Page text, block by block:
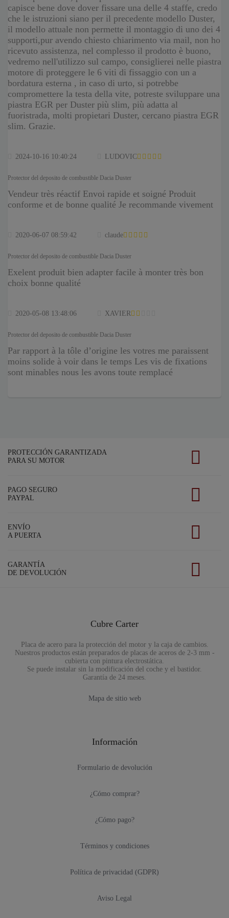
capisce bene dove dover fissare una delle 4 staffe, credo
che le istruzioni siano per il precedente modello Duster,
il modello attuale non permette il montaggio di uno dei 4
supporti,pur avendo chiesto chiarimento via mail, non ho
ricevuto assistenza, nel complesso il prodotto è buono,
vedremo nell'utilizzo sul campo, consiglierei nelle piastra
motore di proteggere le 6 viti di fissaggio con un a
bordatura esterna , in caso di urto, si potrebbe
compromettere la testa della vite, potreste sviluppare una
piastra EGR per Duster più slim, più adatta al
fuoristrada, molti propietari Duster, cercano piastra EGR
slim. Grazie.
2024-10-16 10:40:24 LUDOVIC
Protector del deposito de combustible Dacia Duster
Vendeur très réactif Envoi rapide et soigné Produit
conforme et de bonne qualité Je recommande vivement
2020-06-07 08:59:42 claude
Protector del deposito de combustible Dacia Duster
Exelent produit bien adapter facile à monter très bon
choix bonne qualité
2020-05-08 13:48:06 XAVIER
Protector del deposito de combustible Dacia Duster
Par rapport à la tôle d’origine les votres me paraissent
moins solide à voir dans le temps Les vis de fixations
sont minables nous les avons toute remplacé
PROTECCIÓN GARANTIZADA
PARA SU MOTOR
PAGO SEGURO
PAYPAL
ENVÍO
A PUERTA
GARANTÍA
DE DEVOLUCIÓN
Cubre Carter
Placa de acero para la protección del motor y la caja de cambios.
Nuestros productos están preparados de placas de aceros de 2-3 mm -
cubierta con pintura electrostática.
Se puede instalar sin la modificación del coche y el bastidor.
Garantía de 24 meses.
Mapa de sitio web
Información
Formulario de devolución
¿Cómo comprar?
¿Cómo pago?
Términos y condiciones
Política de privacidad (GDPR)
Aviso Legal